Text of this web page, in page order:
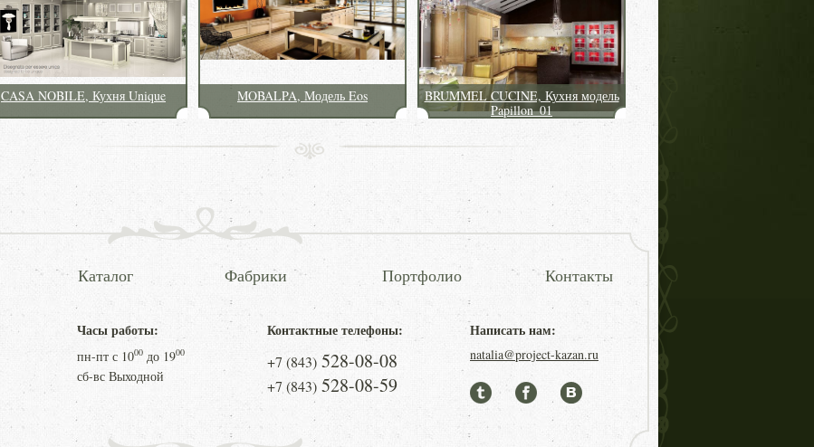
CASA NOBILE, Кухня Unique MOBALPA, Модель Eos
BRUMMEL CUCINE, Кухня модель
Papillon_01
Каталог Фабрики Портфолио Контакты
Часы работы:
пн-пт с 1000 до 1900
сб-вс Выходной
Контактные телефоны:
+7 (843) 528-08-08
+7 (843) 528-08-59
Написать нам:
natalia@project-kazan.ru